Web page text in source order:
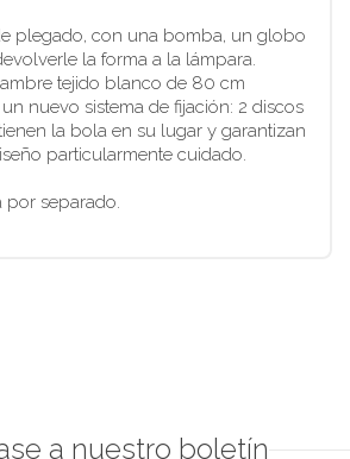
plegado, con una bomba, un globo
la forma a la lámpara.
tejido blanco de 80 cm
nuevo sistema de fijación: 2 discos
la bola en su lugar y garantizan
particularmente cuidado.
por separado.
a nuestro boletín